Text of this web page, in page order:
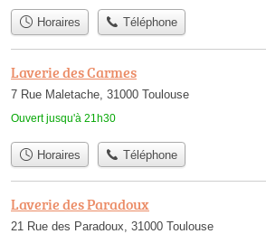
Horaires Téléphone
Laverie des Carmes
7 Rue Maletache, 31000 Toulouse
Ouvert jusqu'à 21h30
Horaires Téléphone
Laverie des Paradoux
21 Rue des Paradoux, 31000 Toulouse